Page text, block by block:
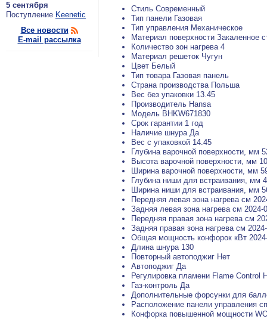
5 сентября
По­ступ­ле­ние Keenetic
Все новости
E-mail рассылка
Стиль Современный
Тип панели Газовая
Тип управления Механическое
Материал поверхности Закаленное
Количество зон нагрева 4
Материал решеток Чугун
Цвет Белый
Тип товара Газовая панель
Страна производства Польша
Вес без упаковки 13.45
Производитель Hansa
Модель BHKW671830
Срок гарантии 1 год
Наличие шнура Да
Вес с упаковкой 14.45
Глубина варочной поверхности, мм
Высота варочной поверхности, мм
Ширина варочной поверхности, мм
Глубина ниши для встраивания, мм
Ширина ниши для встраивания, мм
Передняя левая зона нагрева см
Задняя левая зона нагрева см 2024-
Передняя правая зона нагрева см
Задняя правая зона нагрева см
Общая мощность конфорок кВт
Длина шнура 130
Повторный автоподжиг Нет
Автоподжиг Да
Регулировка пламени Flame Control
Газ-контроль Да
Дополнительные форсунки для
Расположение панели управления
Конфорка повышенной мощности